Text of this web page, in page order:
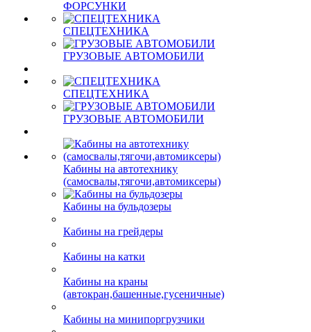
ТНВД
ФИЛЬТРЫ
ЗАПЧАСТИ ДЛЯ
ПОЛУПРИЦЕПОВ
ФОРСУНКИ
СПЕЦТЕХНИКА
ГРУЗОВЫЕ АВТОМОБИЛИ
СПЕЦТЕХНИКА
ГРУЗОВЫЕ АВТОМОБИЛИ
Кабины на автотехнику
(самосвалы,тягочи,автомиксеры)
Кабины на бульдозеры
Кабины на грейдеры